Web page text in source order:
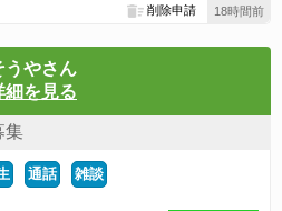
18時間前
削除申請
うやさん
細を見る
集
通話 雑談